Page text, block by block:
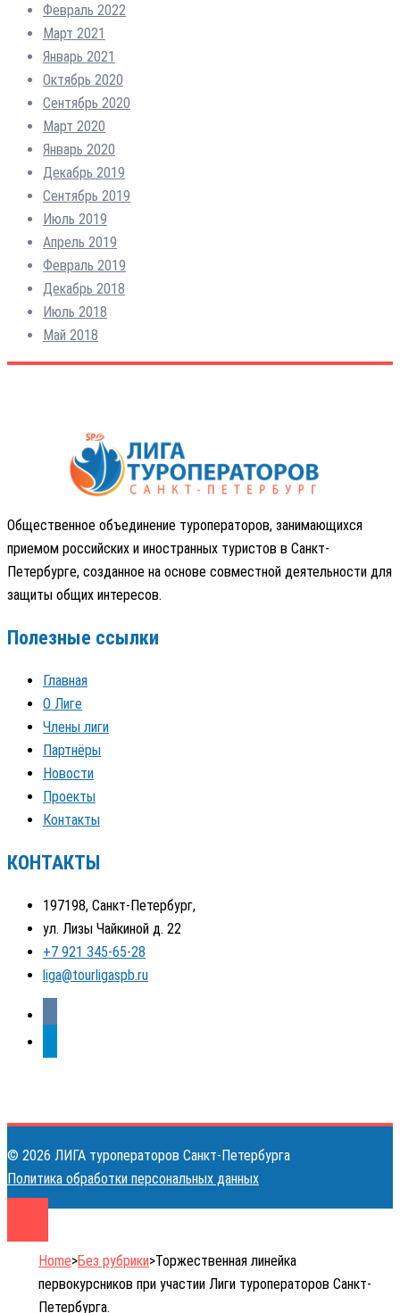
Февраль 2022
Март 2021
Январь 2021
Октябрь 2020
Сентябрь 2020
Март 2020
Январь 2020
Декабрь 2019
Сентябрь 2019
Июль 2019
Апрель 2019
Февраль 2019
Декабрь 2018
Июль 2018
Май 2018
Общественное объединение туроператоров, занимающихся
приемом российских и иностранных туристов в Санкт-
Петербурге, созданное на основе совместной деятельности для
защиты общих интересов.
Полезные ссылки
Главная
О Лиге
Члены лиги
Партнёры
Новости
Проекты
Контакты
КОНТАКТЫ
197198, Санкт-Петербург,
ул. Лизы Чайкиной д. 22
+7 921 345-65-28
liga@tourligaspb.ru
© 2026 ЛИГА туроператоров Санкт-Петербурга
Политика обработки персональных данных
Home>Без рубрики>Торжественная линейка
первокурсников при участии Лиги туроператоров Санкт-
Петербурга.